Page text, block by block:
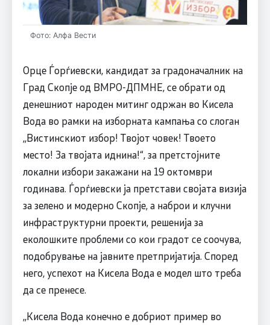
Фото: Алфа Вести
Орце Ѓорѓиевски, кандидат за градоначалник на
Град Скопје од ВМРО-ДПМНЕ, се обрати од
денешниот народен митинг одржан во Кисела
Вода во рамки на изборната кампања со слоган
,,Вистинскиот избор! Твојот човек! Твоето
место! За твојата иднина!“, за претстојните
локални избори закажани на 19 октомври
годинава. Ѓорѓиевски ја претстави својата визија
за зелено и модерно Скопје, а наброи и клучни
инфраструктурни проекти, решенија за
еколошките проблеми со кои градот се соочува,
подобрување на јавните претпријатија. Според
него, успехот на Кисела Вода е модел што треба
да се пренесе.
,,Кисела Вода конечно е добриот пример во